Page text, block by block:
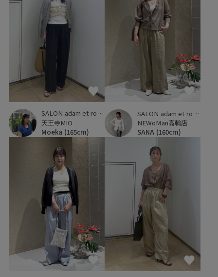
SALON adam et ropé
天王寺MIO
Moeka (165cm)
SALON adam et ropé
NEWoMan高輪店
SANA (160cm)